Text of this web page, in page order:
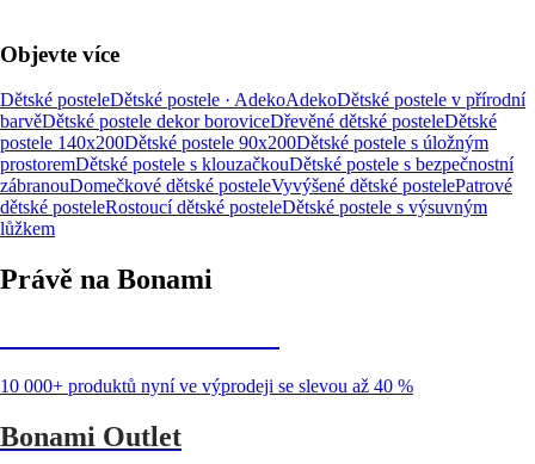
Objevte více
Dětské posteleDětské postele · AdekoAdekoDětské postele v přírodní
barvěDětské postele dekor boroviceDřevěné dětské posteleDětské
postele 140x200Dětské postele 90x200Dětské postele s úložným
prostoremDětské postele s klouzačkouDětské postele s bezpečnostní
zábranouDomečkové dětské posteleVyvýšené dětské postelePatrové
dětské posteleRostoucí dětské posteleDětské postele s výsuvným
lůžkem
Právě na Bonami
10 000+ produktů nyní ve výprodeji se slevou až 40 %
Bonami Outlet